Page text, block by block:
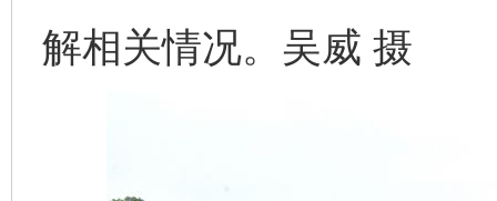
解相关情况。吴威 摄